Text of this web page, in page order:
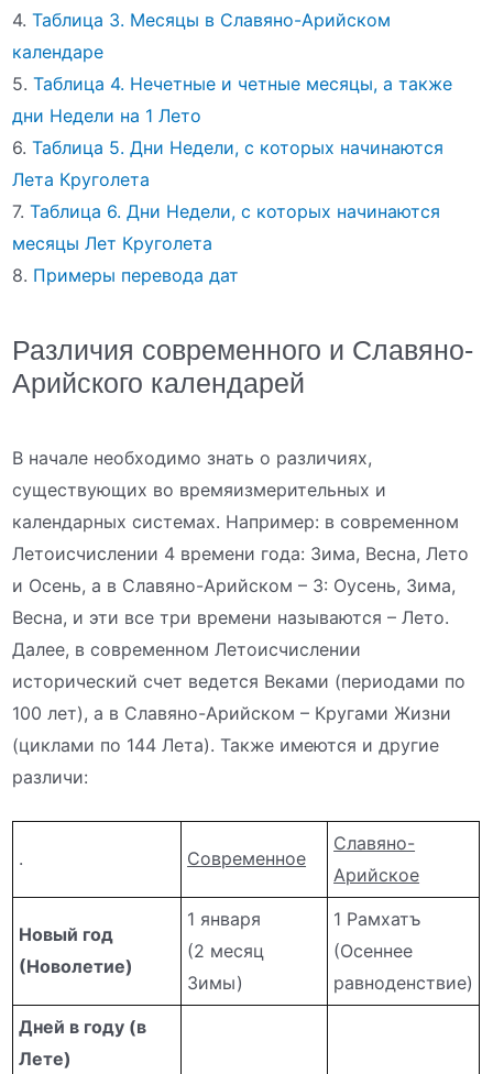
4.Таблица 3. Месяцы в Славяно-Арийском
календаре
5.Таблица 4. Нечетные и четные месяцы, а также
дни Недели на 1 Лето
6.Таблица 5. Дни Недели, с которых начинаются
Лета Круголета
7.Таблица 6. Дни Недели, с которых начинаются
месяцы Лет Круголета
8. Примеры перевода дат
Различия современного и Славяно-
Арийского календарей
В начале необходимо знать о различиях,
существующих во времяизмерительных и
календарных системах. Например: в современном
Летоисчислении 4 времени года: Зима, Весна, Лето
и Осень, а в Славяно-Арийском – 3: Оусень, Зима,
Весна, и эти все три времени называются – Лето.
Далее, в современном Летоисчислении
исторический счет ведется Веками (периодами по
100 лет), а в Славяно-Арийском – Кругами Жизни
(циклами по 144 Лета). Также имеются и другие
различи:
. Современное
Славяно-
Арийское
Новый год
(Новолетие)
1 января
(2 месяц
Зимы)
1 Рамхатъ
(Осеннее
равноденствие)
Дней в году (в
Лете)